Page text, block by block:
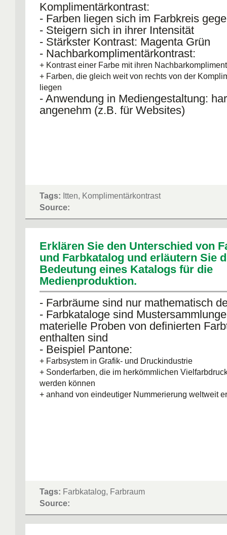
Komplimentärkontrast:
- Farben liegen sich im Farbkreis
- Steigern sich in ihrer Intensität
- Stärkster Kontrast: Magenta Grün
- Nachbarkomplimentärkontrast:
+ Kontrast einer Farbe mit ihren
+ Farben, die gleich weit von rechts von der
liegen
- Anwendung in Mediengestaltung:
angenehm (z.B. für Websites)
Tags: Itten, Komplimentärkontrast
Source:
Erklären Sie den Unterschied von
und Farbkatalog und erläutern Sie
Bedeutung eines Katalogs für die
Medienproduktion.
- Farbräume sind nur mathematisch
- Farbkataloge sind
materielle Proben von definierten
enthalten sind
- Beispiel Pantone:
+ Farbsystem in Grafik- und Druckindustrie
+ Sonderfarben, die im herkömmlichen
werden können
+ anhand von eindeutiger Nummerierung weltweit
Tags: Farbkatalog, Farbraum
Source: